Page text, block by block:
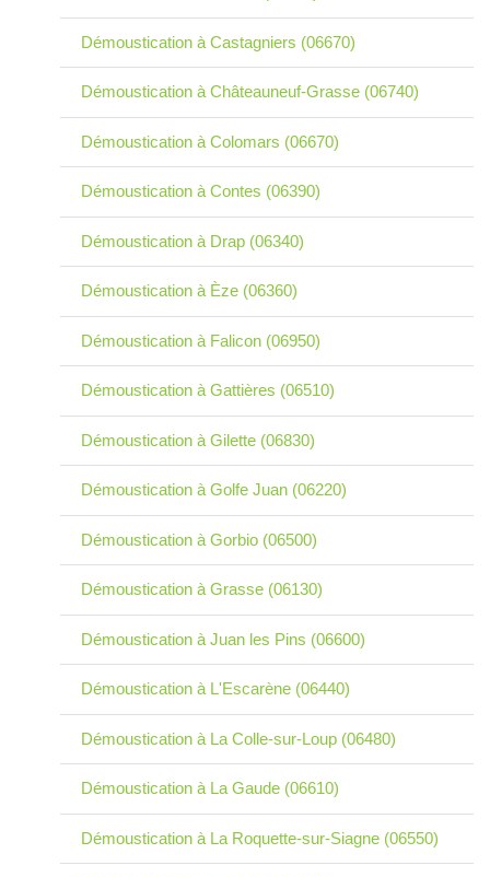
Démoustication à Castagniers (06670)
Démoustication à Châteauneuf-Grasse (06740)
Démoustication à Colomars (06670)
Démoustication à Contes (06390)
Démoustication à Drap (06340)
Démoustication à Èze (06360)
Démoustication à Falicon (06950)
Démoustication à Gattières (06510)
Démoustication à Gilette (06830)
Démoustication à Golfe Juan (06220)
Démoustication à Gorbio (06500)
Démoustication à Grasse (06130)
Démoustication à Juan les Pins (06600)
Démoustication à L'Escarène (06440)
Démoustication à La Colle-sur-Loup (06480)
Démoustication à La Gaude (06610)
Démoustication à La Roquette-sur-Siagne (06550)